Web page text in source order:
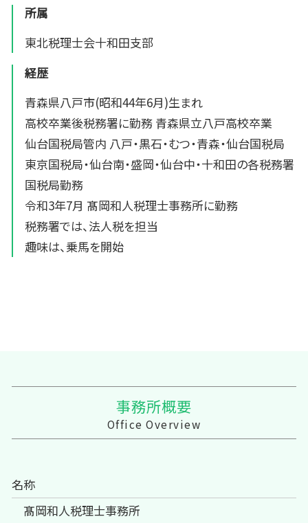
所属
東北税理士会十和田支部
経歴
青森県八戸市(昭和44年6月)生まれ
高校卒業後税務署に勤務 青森県立八戸高校卒業
仙台国税局管内 八戸・黒石・むつ・青森・仙台国税局
東京国税局・仙台南・盛岡・仙台中・十和田の各税務署
国税局勤務
令和3年7月 髙岡和人税理士事務所に勤務
税務署では、法人税を担当
趣味は、乗馬を開始
事務所概要
Office Overview
名称
髙岡和人税理士事務所